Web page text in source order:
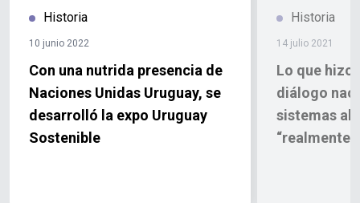
Historia
10 junio 2022
Con una nutrida presencia de
Naciones Unidas Uruguay, se
desarrolló la expo Uruguay
Sostenible
Historia
14 julio 2021
Lo que hizo
diálogo
sistemas
“realmente